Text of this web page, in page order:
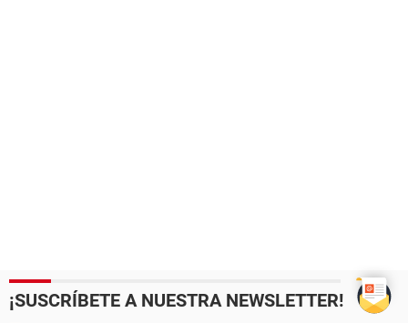
¡SUSCRÍBETE A NUESTRA NEWSLETTER!